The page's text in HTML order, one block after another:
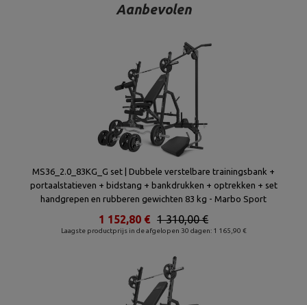
Aanbevolen
MS36_2.0_83KG_G set | Dubbele verstelbare trainingsbank +
portaalstatieven + bidstang + bankdrukken + optrekken + set
handgrepen en rubberen gewichten 83 kg - Marbo Sport
Laagste productprijs in de afgelopen 30 dagen: 1 165,90 €
1 310,00 €
1 152,80 €